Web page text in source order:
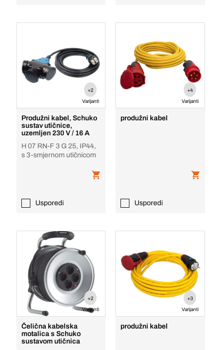
+2
Varijanti
Produžni kabel, Schuko
sustav utičnice,
uzemljen 230 V / 16 A
H 07 RN-F 3 G 25, IP44,
s 3-smjernom utičnicom
Usporedi
+4
Varijanti
produžni kabel
Usporedi
+2
Varijanti
Čelična kabelska
motalica s Schuko
sustavom utičnica
+3
Varijanti
produžni kabel